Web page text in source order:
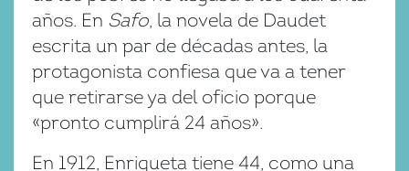
años. En Safo, la novela de Daudet
escrita un par de décadas antes, la
protagonista confiesa que va a tener
que retirarse ya del oficio porque
«pronto cumplirá 24 años».
En 1912, Enriqueta tiene 44, como una